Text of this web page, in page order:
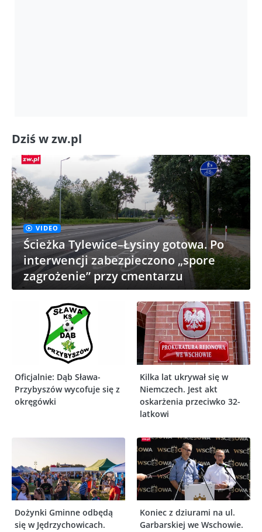
Dziś w zw.pl
VIDEO
Ścieżka Tylewice–Łysiny gotowa. Po
interwencji zabezpieczono „spore
zagrożenie” przy cmentarzu
Oficjalnie: Dąb Sława-
Przybyszów wycofuje się z
okręgówki
Kilka lat ukrywał się w
Niemczech. Jest akt
oskarżenia przeciwko 32-
latkowi
Dożynki Gminne odbędą
się w Jędrzychowicach.
Koniec z dziurami na ul.
Garbarskiej we Wschowie.